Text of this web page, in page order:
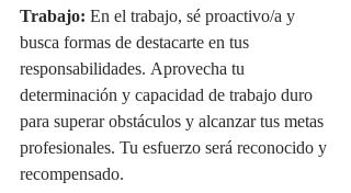
Trabajo: En el trabajo, sé proactivo/a y
busca formas de destacarte en tus
responsabilidades. Aprovecha tu
determinación y capacidad de trabajo duro
para superar obstáculos y alcanzar tus metas
profesionales. Tu esfuerzo será reconocido y
recompensado.